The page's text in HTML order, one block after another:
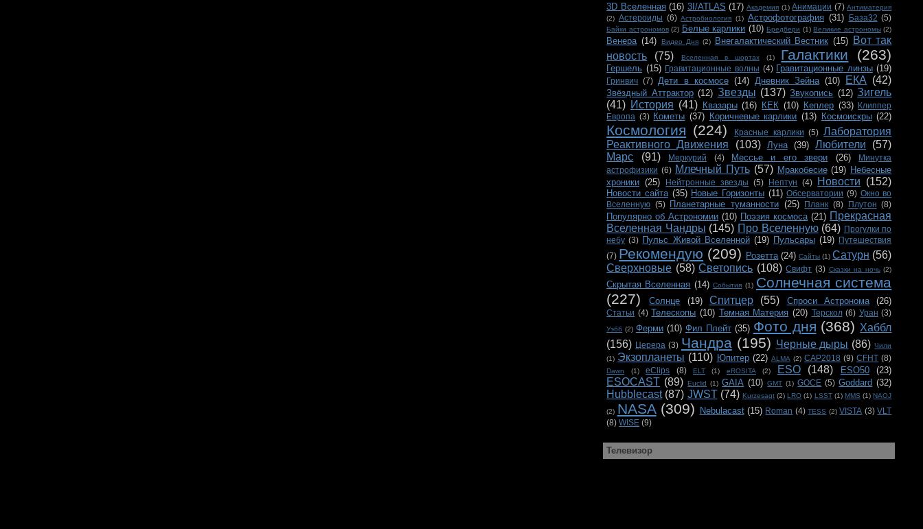
3D Вселенная (16) 3I/ATLAS (17) Академия (1) Анимации (7) Антиматерия
(2) Астероиды (6) Астробиология (1) Астрофотография (31) База32 (5)
Байки астрономов (2) Белые карлики (10) Бредбери (1) Великие астрономы (2)
Венера (14) Видео Дня (2) Внегалактический Вестник (15)
Вот так
новость
(75) Вселенная в шортах (1) Галактики (263)
Гершель (15) Гравитационные волны (4) Гравитационные линзы (19)
Гринвич (7) Дети в космосе (14) Дневник Зейна (10) ЕКА (42)
Звёздный Аттрактор (12) Звезды (137) Звукопись (12) Зигель
(41) История (41) Квазары (16) КЕК (10) Кеплер (33) Клиппер
Европа (3) Кометы (37) Коричневые карлики (13) Космоискры (22)
Космология (224) Красные карлики (5) Лаборатория
Реактивного Движения
(103) Луна (39) Любители
(57)
Марс
(91) Меркурий (4) Мессье и его звери (26)
Минутка
астрофизики (6) Млечный Путь (57) Мракобесие (19) Небесные
хроники (25) Нейтронные звезды (5) Нептун (4) Новости (152)
Новости сайта (35) Новые Горизонты (11) Обсерватории (9) Окно во
Вселенную (5) Планетарные туманности (25) Планк (8) Плутон (8)
Популярно об Астрономии (10) Поэзия космоса (21) Прекрасная
Вселенная Чандры (145) Про Вселенную (64) Прогулки по
небу (3) Пульс Живой Вселенной (19) Пульсары (19) Путешествия
(7) Рекомендую (209) Розетта (24) Сайты (1) Сатурн (56)
Сверхновые (58) Светопись (108) Свифт (3) Сказки на ночь (2)
Скрытая Вселенная (14) События (1) Солнечная система
(227)
Солнце (19) Спитцер (55) Спроси Астронома (26)
Статьи (4) Телескопы (10) Темная Материя (20) Терскол (6) Уран (3)
Уэбб (2) Ферми (10) Фил Плейт (35) Фото дня (368) Хаббл
(156) Церера (3) Чандра (195) Черные дыры (86) Чили
(1) Экзопланеты (110) Юпитер (22) ALMA (2) CAP2018 (9) CFHT (8)
Dawn (1) eClips (8) ELT (1) eROSITA (2) ESO (148) ESO50 (23)
ESOCAST (89) Euclid (1) GAIA (10) GMT (1) GOCE (5) Goddard (32)
Hubblecast (87) JWST (74) Kurzesagt (2) LRO (1) LSST (1) MMS (1) NAOJ
(2) NASA (309) Nebulacast (15) Roman (4) TESS (2) VISTA (3) VLT
(8) WISE (9)
Телевизор